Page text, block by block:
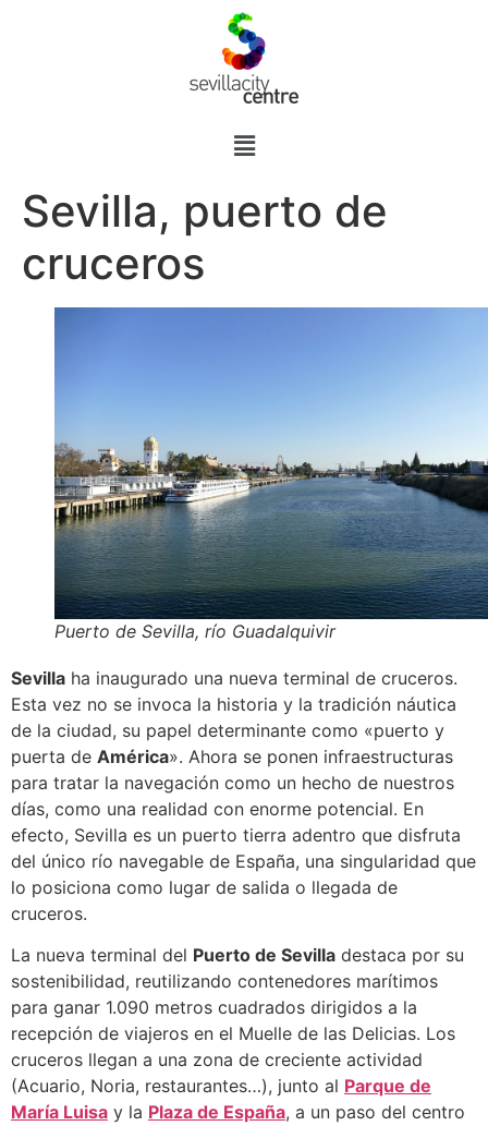
Sevilla, puerto de
cruceros
Puerto de Sevilla, río Guadalquivir
Sevilla ha inaugurado una nueva terminal de cruceros.
Esta vez no se invoca la historia y la tradición náutica
de la ciudad, su papel determinante como «puerto y
puerta de América». Ahora se ponen infraestructuras
para tratar la navegación como un hecho de nuestros
días, como una realidad con enorme potencial. En
efecto, Sevilla es un puerto tierra adentro que disfruta
del único río navegable de España, una singularidad que
lo posiciona como lugar de salida o llegada de
cruceros.
La nueva terminal del Puerto de Sevilla destaca por su
sostenibilidad, reutilizando contenedores marítimos
para ganar 1.090 metros cuadrados dirigidos a la
recepción de viajeros en el Muelle de las Delicias. Los
cruceros llegan a una zona de creciente actividad
(Acuario, Noria, restaurantes…), junto al Parque de
María Luisa y la Plaza de España, a un paso del centro